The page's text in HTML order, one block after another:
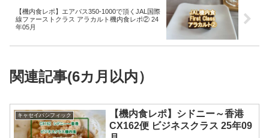
【機内食レポ】エアバス350-1000で頂くJAL国際
線ファーストクラス アラカルト機内食レポ② 24
年05月
関連記事(6カ月以内）
キャセイパシフィック
【機内食レポ】シドニー～香港
CX162便 ビジネスクラス 25年09